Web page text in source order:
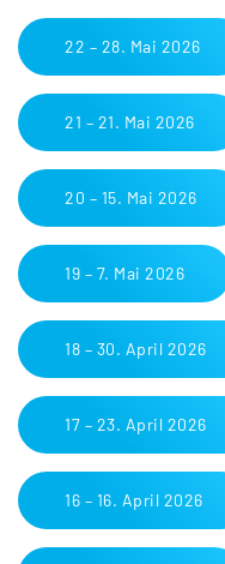
22 – 28. Mai 2026
21 – 21. Mai 2026
20 – 15. Mai 2026
19 – 7. Mai 2026
18 – 30. April 2026
17 – 23. April 2026
16 – 16. April 2026